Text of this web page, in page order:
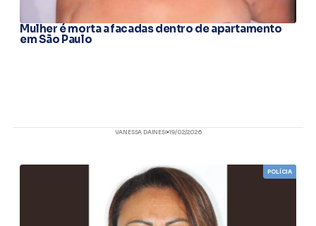
Mulher é morta a facadas dentro de apartamento
em São Paulo
VANESSA DAINESI 19/02/2026
POLÍCIA